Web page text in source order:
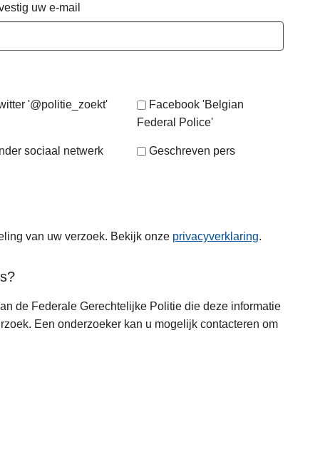
uw e-mail
'@politie_zoekt'
Facebook 'Belgian
Federal Police'
sociaal netwerk Geschreven pers
van uw verzoek. Bekijk onze privacyverklaring.
de Federale Gerechtelijke Politie die deze informatie
Een onderzoeker kan u mogelijk contacteren om